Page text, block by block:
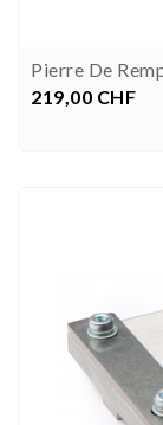
Pierre De
Prezzo
219,00 CHF